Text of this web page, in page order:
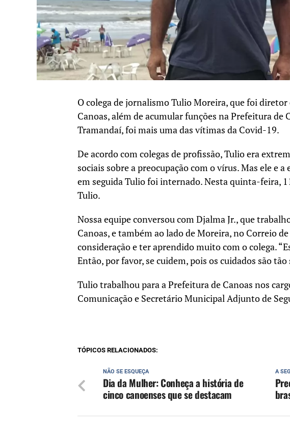
O colega de jornalismo Tulio Moreira, que foi
Canoas, além de acumular funções na Prefeitura de
Tramandaí, foi mais uma das vítimas da Covid-19.
De acordo com colegas de profissão, Tulio era
sociais sobre a preocupação com o vírus. Mas ele e
em seguida Tulio foi internado. Nesta quinta-feira,
Tulio.
Nossa equipe conversou com Djalma Jr., que
Canoas, e também ao lado de Moreira, no Correio
consideração e ter aprendido muito com o colega.
Então, por favor, se cuidem, pois os cuidados são
Tulio trabalhou para a Prefeitura de Canoas nos
Comunicação e Secretário Municipal Adjunto de
TÓPICOS RELACIONADOS:
A
NÃO SE ESQUEÇA
Dia da Mulher: Conheça a história de
cinco canoenses que se destacam